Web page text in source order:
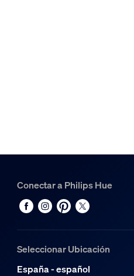
Cambio de color (LED)
Regulable con aplicación
Sí
Garantía
Conectar a Philips Hue
Seleccionar Ubicación
España - español